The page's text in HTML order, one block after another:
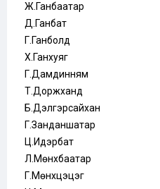
Ж.Ганбаатар
Д.Ганбат
Г.Ганболд
Х.Ганхуяг
Г.Дамдинням
Т.Доржханд
Б.Дэлгэрсайхан
Г.Занданшатар
Ц.Идэрбат
Л.Мөнхбаатар
Г.Мөнхцэцэг